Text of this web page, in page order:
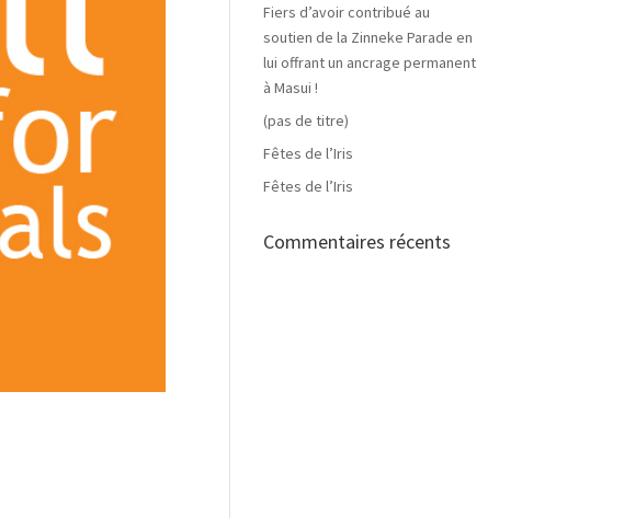
Fiers d’avoir contribué au
soutien de la Zinneke Parade en
lui offrant un ancrage permanent
à Masui !
(pas de titre)
Fêtes de l’Iris
Fêtes de l’Iris
Commentaires récents